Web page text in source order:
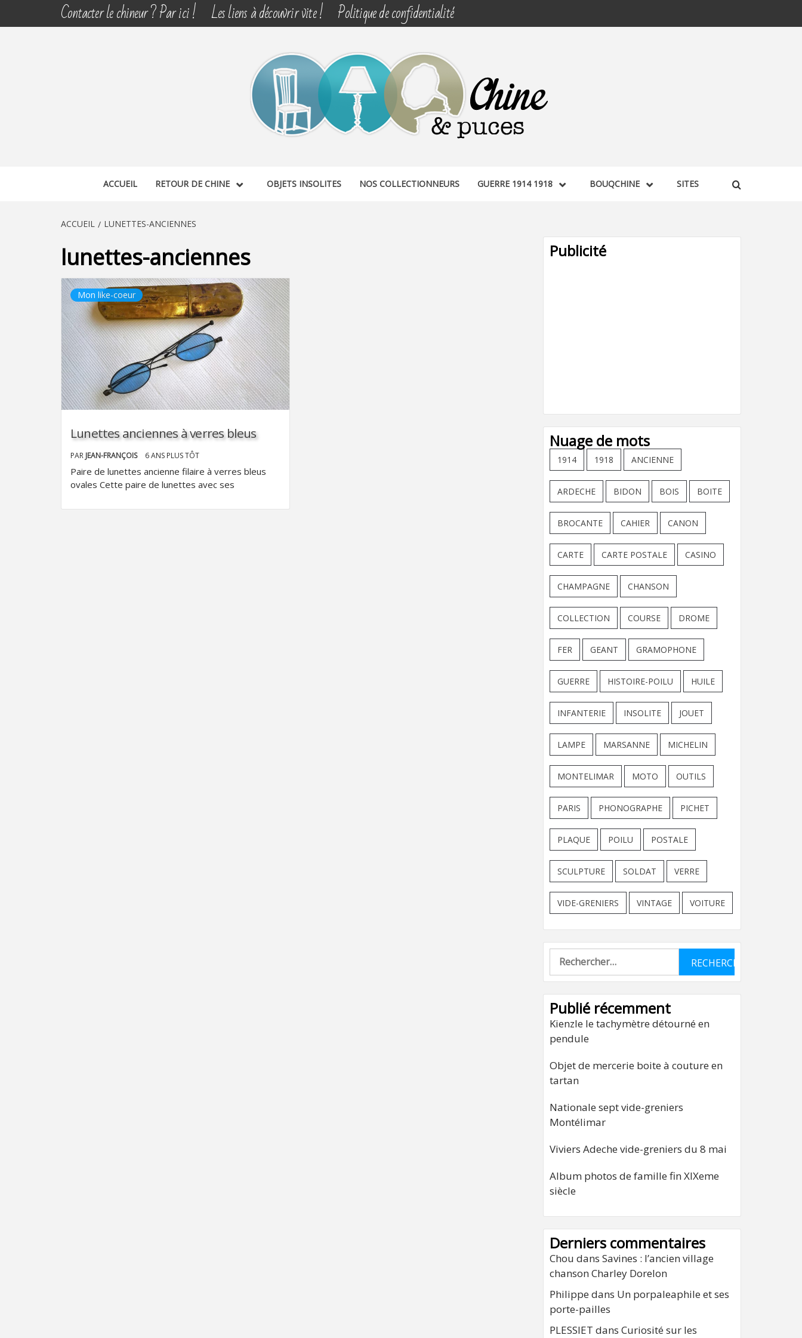
Contacter le chineur ? Par ici ! Les liens à découvrir vite ! Politique de confidentialité
CHINE & PUCES
ACCUEIL RETOUR DE CHINE OBJETS INSOLITES NOS COLLECTIONNEURS GUERRE 1914 1918 BOUQCHINE SITES
ACCUEIL LUNETTES-ANCIENNES
lunettes-anciennes
Mon like-coeur
Lunettes anciennes à verres bleus
PAR JEAN-FRANÇOIS 6 ANS PLUS TÔT
Paire de lunettes ancienne filaire à verres bleus
ovales Cette paire de lunettes avec ses
Publicité
Nuage de mots
1914 1918 ANCIENNE
ARDECHE BIDON BOIS BOITE
BROCANTE CAHIER CANON
CARTE CARTE POSTALE CASINO
CHAMPAGNE CHANSON
COLLECTION COURSE DROME
FER GEANT GRAMOPHONE
GUERRE HISTOIRE-POILU HUILE
INFANTERIE INSOLITE JOUET
LAMPE MARSANNE MICHELIN
MONTELIMAR MOTO OUTILS
PARIS PHONOGRAPHE PICHET
PLAQUE POILU POSTALE
SCULPTURE SOLDAT VERRE
VIDE-GRENIERS VINTAGE VOITURE
Rechercher :
Publié récemment
Kienzle le tachymètre détourné en
pendule
Objet de mercerie boite à couture en
tartan
Nationale sept vide-greniers
Montélimar
Viviers Adeche vide-greniers du 8 mai
Album photos de famille fin XIXeme
siècle
Derniers commentaires
Chou dans Savines : l’ancien village
chanson Charley Dorelon
Philippe dans Un porpaleaphile et ses
porte-pailles
PLESSIET dans Curiosité sur les